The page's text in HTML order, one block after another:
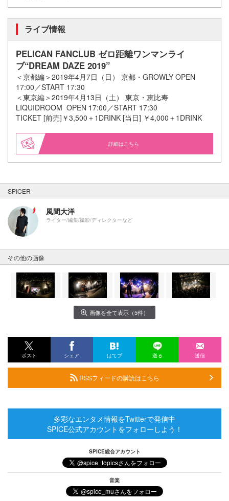
ライブ情報
PELICAN FANCLUB ゼロ距離ワンマンライ
ブ“DREAM DAZE 2019”
＜京都編＞2019年4月7日（日） 京都・GROWLY OPEN
17:00／START 17:30
＜東京編＞2019年4月13日（土） 東京・恵比寿
LIQUIDROOM OPEN 17:00／START 17:30
TICKET [前売]￥3,500＋1DRINK [当日] ￥4,000＋1DRINK
詳細はこちら
SPICER
風間大洋
ライター/編集/撮影/ディレクターなど
その他の画像
画像を全て表示（5件）
ポスト シェア はてブ 送る 送信
RSSフィードの購読はこちら
多彩なエンタメ情報をTwitterで発信中
SPICE公式アカウントをフォローしよう！
SPICE総合アカウント
音楽